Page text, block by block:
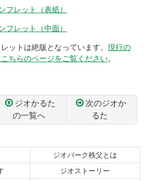
フレット（表紙）
フレット（中面）
ットは絶版となっています。 現行の
ちらのページをご覧ください。
ジオかるた
の一覧へ
次のジオか
るた
ジオパーク秩父とは
ジオストーリー